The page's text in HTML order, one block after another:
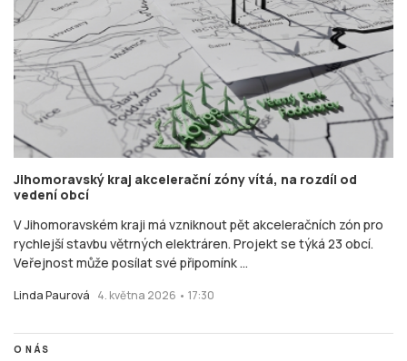
Jihomoravský kraj akcelerační zóny vítá, na rozdíl od
vedení obcí
V Jihomoravském kraji má vzniknout pět akceleračních zón pro
rychlejší stavbu větrných elektráren. Projekt se týká 23 obcí.
Veřejnost může posílat své připomínk ...
Linda Paurová 4. května 2026 • 17:30
O NÁS